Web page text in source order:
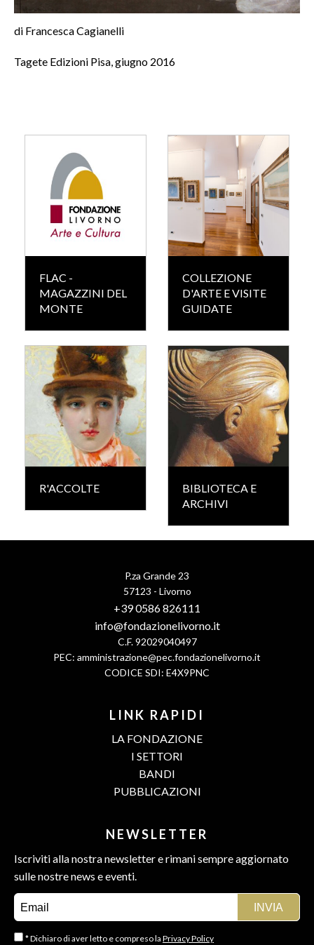
di Francesca Cagianelli
Tagete Edizioni Pisa, giugno 2016
FLAC -
MAGAZZINI DEL
MONTE
COLLEZIONE
D'ARTE E VISITE
GUIDATE
R'ACCOLTE
BIBLIOTECA E
ARCHIVI
P.za Grande 23
57123 - Livorno
+39 0586 826111
info@fondazionelivorno.it
C.F. 92029040497
PEC: amministrazione@pec.fondazionelivorno.it
CODICE SDI: E4X9PNC
LINK RAPIDI
LA FONDAZIONE
I SETTORI
BANDI
PUBBLICAZIONI
NEWSLETTER
Iscriviti alla nostra newsletter e rimani sempre aggiornato
sulle nostre news e eventi.
* Dichiaro di aver letto e compreso la Privacy Policy